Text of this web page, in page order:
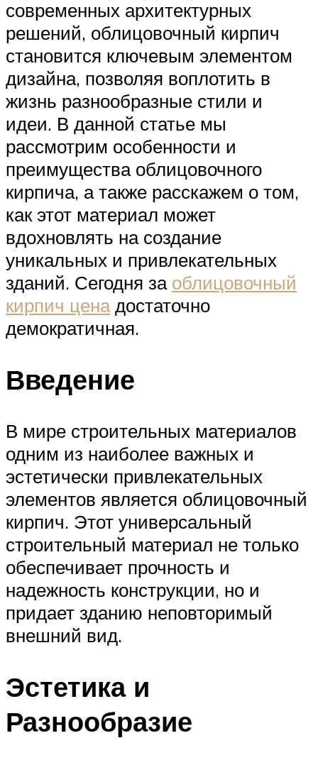
современных архитектурных
решений, облицовочный кирпич
становится ключевым элементом
дизайна, позволяя воплотить в
жизнь разнообразные стили и
идеи. В данной статье мы
рассмотрим особенности и
преимущества облицовочного
кирпича, а также расскажем о том,
как этот материал может
вдохновлять на создание
уникальных и привлекательных
зданий. Сегодня за облицовочный
кирпич ценадостаточно
демократичная.
Введение
В мире строительных материалов
одним из наиболее важных и
эстетически привлекательных
элементов является облицовочный
кирпич. Этот универсальный
строительный материал не только
обеспечивает прочность и
надежность конструкции, но и
придает зданию неповторимый
внешний вид.
Эстетика и
Разнообразие